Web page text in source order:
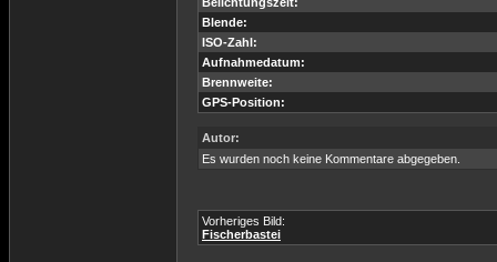
Blende:
ISO-Zahl:
Aufnahmedatum:
Brennweite:
GPS-Position:
Autor:
Es wurden noch keine Kommentare abgegeben.
Vorheriges Bild:
Fischerbastei